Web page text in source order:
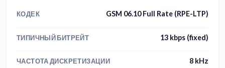
КОДЕК GSM 06.10 Full Rate (RPE-LTP)
ТИПИЧНЫЙ БИТРЕЙТ 13 kbps (fixed)
ЧАСТОТА ДИСКРЕТИЗАЦИИ 8 kHz